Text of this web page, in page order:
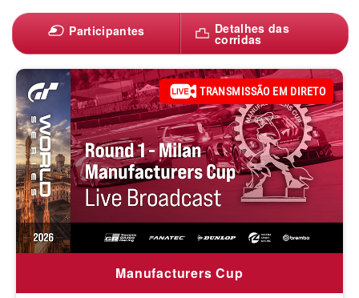
Participantes Detalhes das
corridas
Manufacturers Cup
TRANSMISSÃO EM DIRETO